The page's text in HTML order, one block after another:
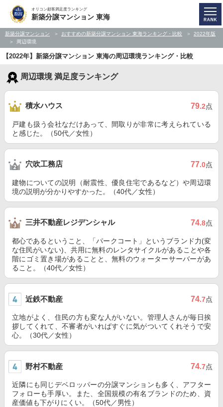
オリコン顧客満足度ランキング
新築分譲マンション 東海
新築分譲マンション おすすめの新築分譲マンション 東海ランキング・比較
2022年版
周辺環境
【2022年】新築分譲マンション 東海の周辺環境ランキング・比較
周辺環境 満足度ランキング
積水ハウス 79.2点
戸建も扱う会社なだけあって、間取りが非常に考えられている
と感じた。（50代／女性）
穴吹工務店 77.0点
建物についての説明（耐震性、優良住宅であるなど）や周辺環
境の説明が分かりやすかった。（40代／女性）
三井不動産レジデンシャル 74.8点
都心であるということ、「パークコート」というブランド力(変
な住民がいない)、共用に無料のレンタサイクルがあることや各
階にゴミ置き場があることと、無料のウォーターサーバーがあ
ること。（40代／女性）
近鉄不動産 74.7点
立地がよく、住民の方も変な人がいない。管理人さんが毎日挨
拶してくれて、不審者がいればすぐに気がついてくれそうで安
心。（30代／女性）
野村不動産 74.7点
近隣にも同じデベロッパーの分譲マンションも多く、アフター
フォローも手厚い。また、全国規模の有名ブランドのため、資
産価値も下がりにくい。（50代／男性）